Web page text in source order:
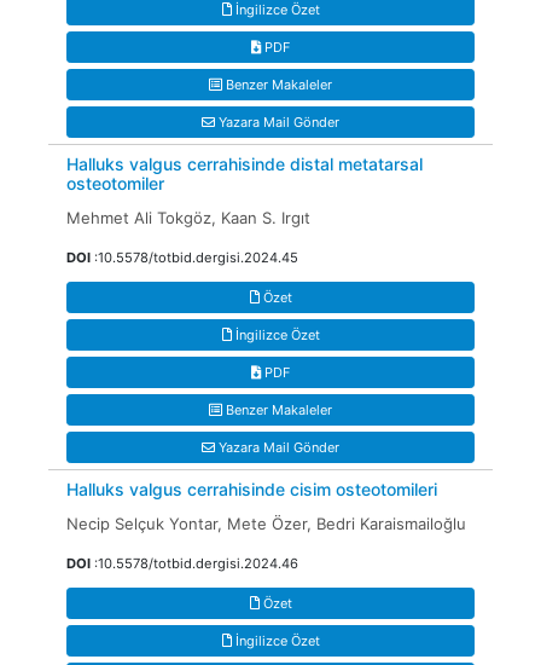
İngilizce Özet
PDF
Benzer Makaleler
Yazara Mail Gönder
Halluks valgus cerrahisinde distal metatarsal
osteotomiler
Mehmet Ali Tokgöz, Kaan S. Irgıt
DOI :10.5578/totbid.dergisi.2024.45
Özet
İngilizce Özet
PDF
Benzer Makaleler
Yazara Mail Gönder
Halluks valgus cerrahisinde cisim osteotomileri
Necip Selçuk Yontar, Mete Özer, Bedri Karaismailoğlu
DOI :10.5578/totbid.dergisi.2024.46
Özet
İngilizce Özet